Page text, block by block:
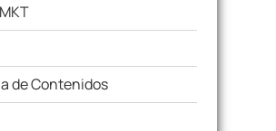
de Contenidos